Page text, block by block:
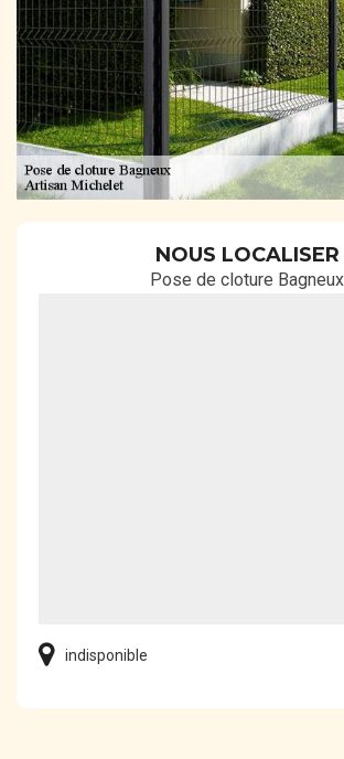
NOUS LOCALISER
Pose de cloture Bagneux
indisponible